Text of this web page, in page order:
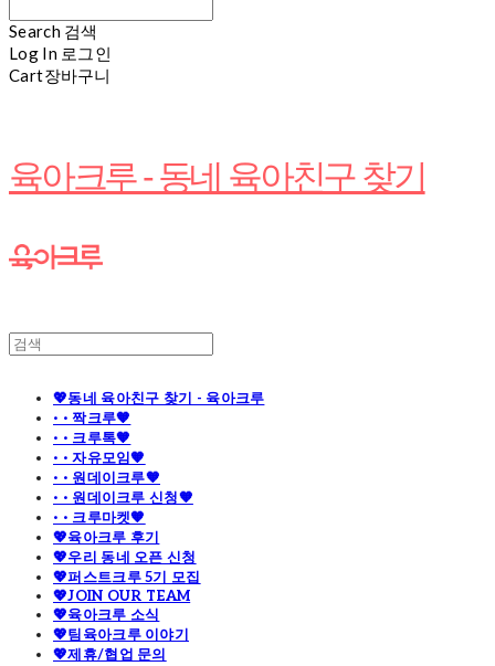
Search 검색
Log In 로그인
Cart장바구니
육아크루 - 동네 육아친구 찾기
💖동네 육아친구 찾기 - 육아크루
· · 짝크루🧡
· · 크루톡🧡
· · 자유모임🧡
· · 원데이크루🧡
· · 원데이크루 신청🧡
· · 크루마켓🧡
💖육아크루 후기
💖우리 동네 오픈 신청
💖퍼스트크루 5기 모집
💖JOIN OUR TEAM
💖육아크루 소식
💖팀육아크루 이야기
💖제휴/협업 문의